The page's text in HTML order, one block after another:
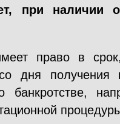
при наличии
право в
дня получения
банкротстве,